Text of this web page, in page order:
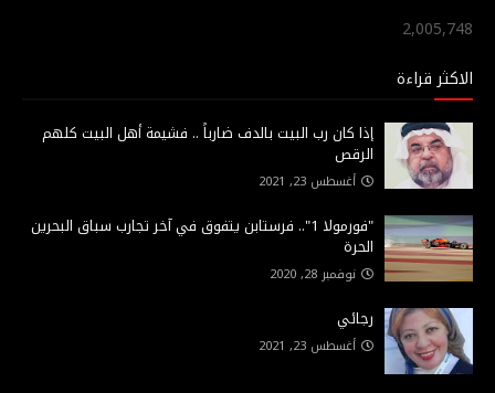
2,005,748
الاكثر قراءة
إذا كان رب البيت بالدف ضارباً .. فشيمة أهل البيت كلهم
الرقص
أغسطس 23, 2021
"فورمولا 1".. فرستابن يتفوق في آخر تجارب سباق البحرين
الحرة
نوفمبر 28, 2020
رجائي
أغسطس 23, 2021